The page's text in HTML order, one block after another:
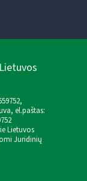
el.paštas:
Lietuvos
Juridinių